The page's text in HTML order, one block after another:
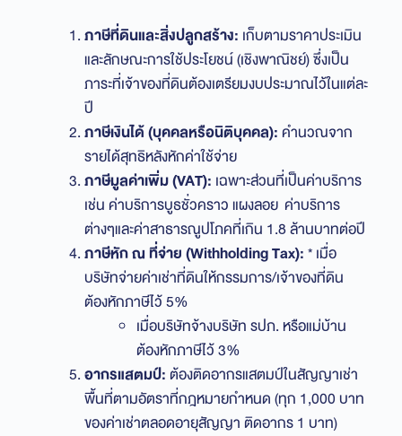
ภาษีที่ดินและสิ่งปลูกสร้าง: เก็บตามราคาประเมิน
และลักษณะการใช้ประโยชน์ (เชิงพาณิชย์) ซึ่งเป็น
ภาระที่เจ้าของที่ดินต้องเตรียมงบประมาณไว้ในแต่ละ
ปี
ภาษีเงินได้ (บุคคลหรือนิติบุคคล): คำนวณจาก
รายได้สุทธิหลังหักค่าใช้จ่าย
ภาษีมูลค่าเพิ่ม (VAT): เฉพาะส่วนที่เป็นค่าบริการ
เช่น ค่าบริการบูธชั่วคราว แผงลอย ค่าบริการ
ต่างๆและค่าสาธารณูปโภคที่เกิน 1.8 ล้านบาทต่อปี
ภาษีหัก ณ ที่จ่าย (Withholding Tax):* เมื่อ
บริษัทจ่ายค่าเช่าที่ดินให้กรรมการ/เจ้าของที่ดิน
ต้องหักภาษีไว้ 5%
เมื่อบริษัทจ้างบริษัท รปภ. หรือแม่บ้าน
ต้องหักภาษีไว้ 3%
อากรแสตมป์: ต้องติดอากรแสตมป์ในสัญญาเช่า
พื้นที่ตามอัตราที่กฎหมายกำหนด (ทุก 1,000 บาท
ของค่าเช่าตลอดอายุสัญญา ติดอากร 1 บาท)